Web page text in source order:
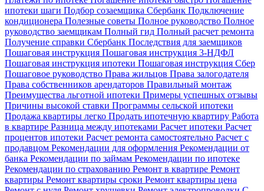
ипотеки шаги Подбор созаемщика Сбербанк Подключение
кондиционера Полезные советы Полное руководство Полное
руководство заемщикам Полный гид Полный расчет ремонта
Получение справки Сбербанк Последствия для заемщиков
Пошаговая инструкция Пошаговая инструкция 3-НДФЛ
Пошаговая инструкция ипотеки Пошаговая инструкция Сбер
Пошаговое руководство Права жильцов Права залогодателя
Права собственников арендаторов Правильный монтаж
Преимущества льготной ипотеки Примеры успешных отзывы
Причины высокой ставки Программы сельской ипотеки
Продажа квартиры легко Продать ипотечную квартиру Работа
в квартире Разница между ипотеками Расчет ипотеки Расчет
процентов ипотеки Расчет ремонта самостоятельно Расчет с
продавцом Рекомендации для оформления Рекомендации от
банка Рекомендации по займам Рекомендации по ипотеке
Рекомендации по страхованию Ремонт в квартире Ремонт
квартиры Ремонт квартиры сроки Ремонт квартиры цена